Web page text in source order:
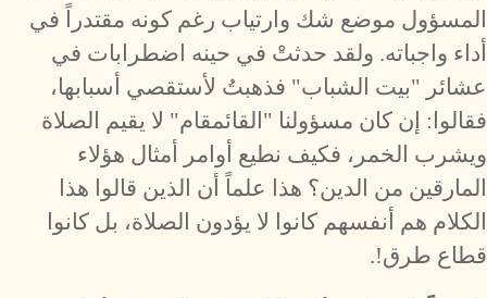
المسؤول موضع شك وارتياب رغم كونه مقتدراً في
أداء واجباته. ولقد حدثتْ في حينه اضطرابات في
عشائر "بيت الشباب" فذهبتُ لأستقصي أسبابها،
فقالوا: إن كان مسؤولنا "القائمقام" لا يقيم الصلاة
ويشرب الخمر، فكيف نطيع أوامر أمثال هؤلاء
المارقين من الدين؟ هذا علماً أن الذين قالوا هذا
الكلام هم أنفسهم كانوا لا يؤدون الصلاة، بل كانوا
قطاع طرق!.